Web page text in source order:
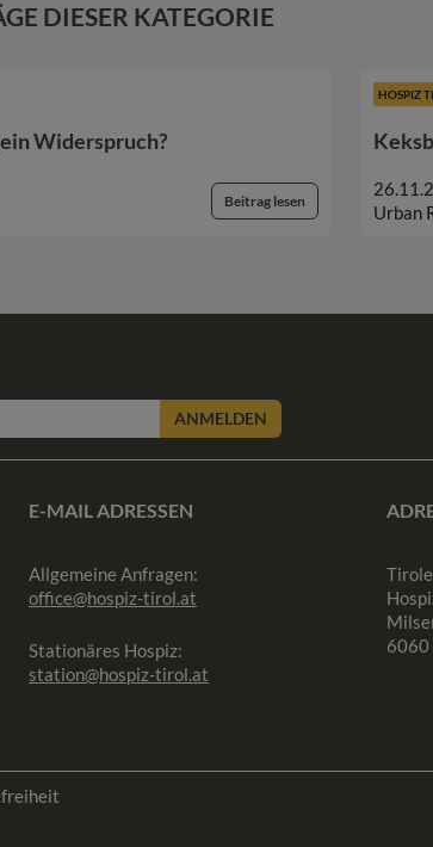
DIESER KATEGORIE
Widerspruch?
Beitrag lesen
HOSPIZ
Urban
ANMELDEN
E-MAIL ADRESSEN
Allgemeine Anfragen:
office@hospiz-tirol.at
Stationäres Hospiz:
station@hospiz-tirol.at
6060